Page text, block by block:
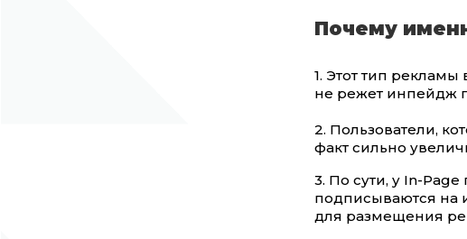
Почему
1. Этот тип
не режет инпейдж
2. Пользователи,
факт сильно
3. По сути, у In-
подписываются на
для размещения